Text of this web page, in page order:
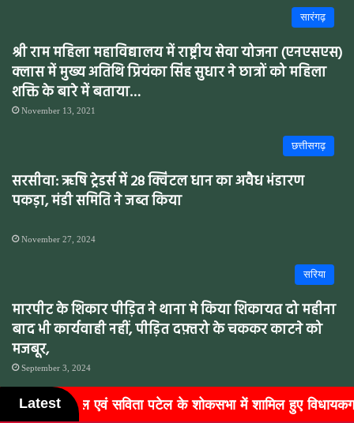
सारंगढ़
श्री राम महिला महाविद्यालय में राष्ट्रीय सेवा योजना (एनएसएस)
क्लास में मुख्य अतिथि प्रियंका सिंह सुधार ने छात्रों को महिला
शक्ति के बारे में बताया…
November 13, 2021
छत्तीसगढ़
सरसीवा: ऋषि ट्रेडर्स में 28 क्विंटल धान का अवैध भंडारण
पकड़ा, मंडी समिति ने जब्त किया
November 27, 2024
सरिया
मारपीट के शिकार पीड़ित ने थाना मे किया शिकायत दो महीना
बाद भी कार्यवाही नहीं, पीड़ित दफ़्तरो के चककर काटने को
मजबूर,
September 3, 2024
बिलासपुर
Latest
में शामिल हुए विधायकग... बुजुर्गों के चेहरों पर लौटी